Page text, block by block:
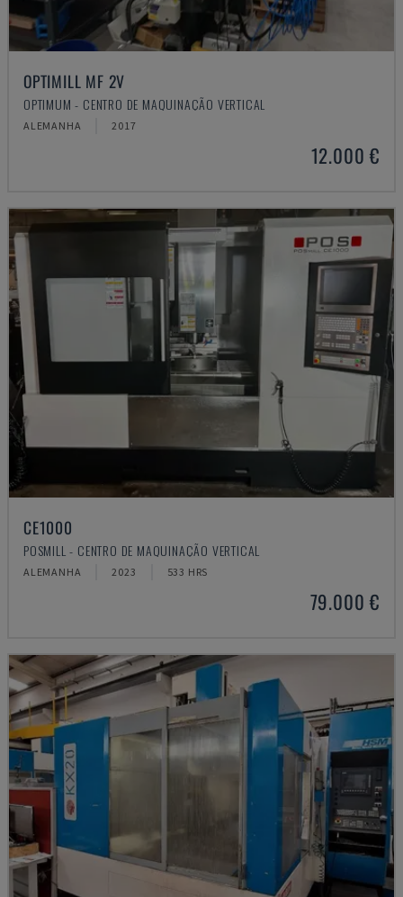
OPTIMILL MF 2V
OPTIMUM - CENTRO DE MAQUINAÇÃO VERTICAL
ALEMANHA 2017
12.000 €
CE1000
POSMILL - CENTRO DE MAQUINAÇÃO VERTICAL
ALEMANHA 2023 533 HRS
79.000 €